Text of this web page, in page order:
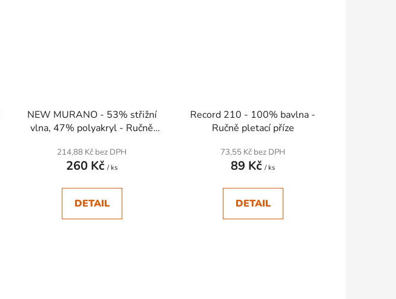
NEW MURANO - 53% střižní
vlna, 47% polyakryl - Ručně
214,88 Kč bez DPH
260 Kč/ ks
DETAIL
Record 210 - 100% bavlna -
Ručně pletací příze
73,55 Kč bez DPH
89 Kč/ ks
DETAIL